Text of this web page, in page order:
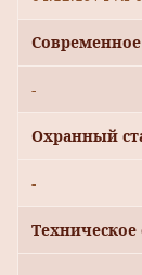
-
Охранный
-
Техническое